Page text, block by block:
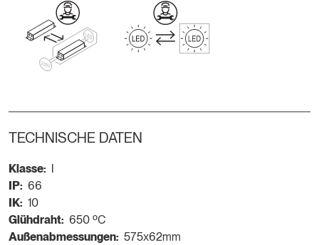
TECHNISCHE DATEN
Klasse:
IP: 66
IK: 10
Glühdraht: 650 ºC
Außenabmessungen: 575x62mm